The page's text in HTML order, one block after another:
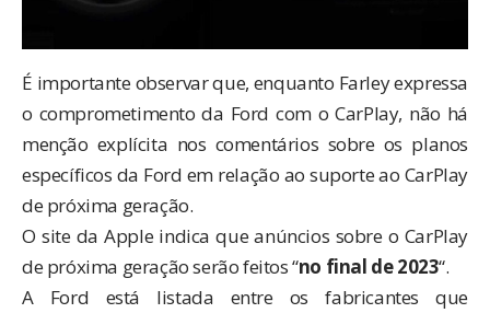
É importante observar que, enquanto Farley expressa
o comprometimento da Ford com o CarPlay, não há
menção explícita nos comentários sobre os planos
específicos da Ford em relação ao suporte ao CarPlay
de próxima geração.
O site da Apple indica que anúncios sobre o CarPlay
de próxima geração serão feitos “no final de 2023“.
A Ford está listada entre os fabricantes que